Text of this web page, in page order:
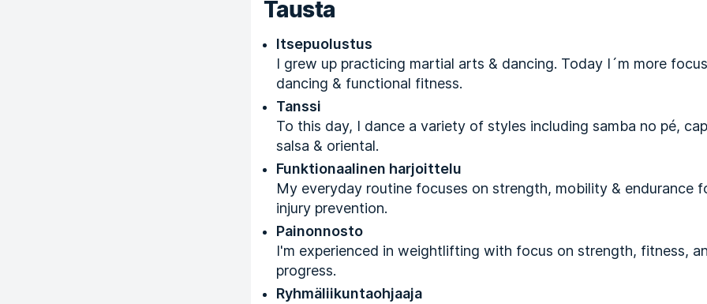
Tausta
Itsepuolustus
I grew up practicing martial arts & dancing. Today I´m more
dancing & functional fitness.
Tanssi
To this day, I dance a variety of styles including samba no pé,
salsa & oriental.
Funktionaalinen harjoittelu
My everyday routine focuses on strength, mobility & endurance
injury prevention.
Painonnosto
I'm experienced in weightlifting with focus on strength, fitness,
progress.
Ryhmäliikuntaohjaaja